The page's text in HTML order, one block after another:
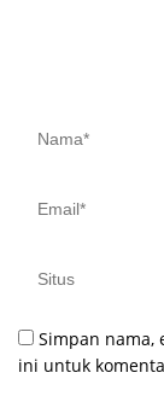
Simpan nama,
ini untuk